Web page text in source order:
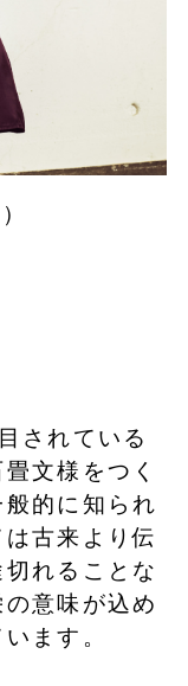
されている
文様をつく
的に知られ
古来より伝
れることな
意味が込め
ます。